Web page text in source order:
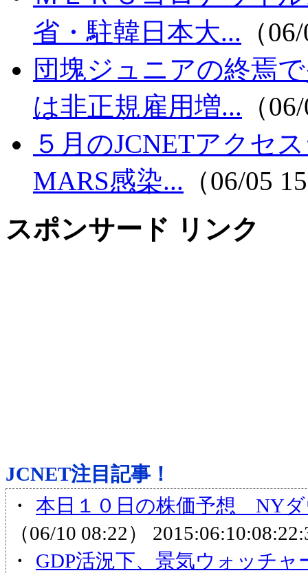
省・駐韓日本大... （
団塊ジュニアの終
は非正規雇用増... （
５月のJCNETアクセ
MARS感染... （06/05
スポンサード リンク
JCNET注目記事！
・ 本日１０日の株価予想 NY
（06/10 08:22）
・ GDP活況下、景気ウォッチ